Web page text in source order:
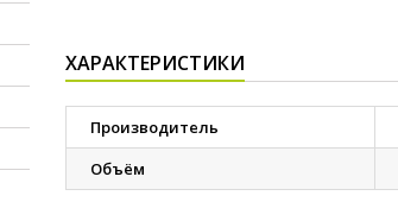
ХАРАКТЕРИСТИКИ
Производитель
Объём